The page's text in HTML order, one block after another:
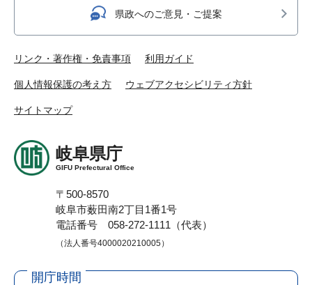
県政へのご意見・ご提案
リンク・著作権・免責事項 利用ガイド
個人情報保護の考え方 ウェブアクセシビリティ方針
サイトマップ
岐阜県庁
GIFU Prefectural Office
〒500-8570
岐阜市薮田南2丁目1番1号
電話番号 058-272-1111（代表）
（法人番号4000020210005）
開庁時間